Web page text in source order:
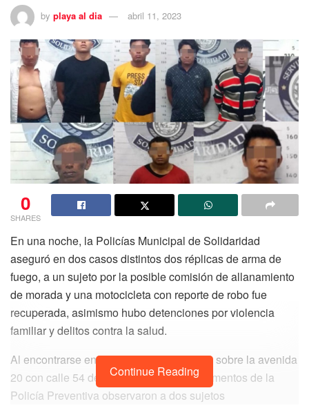
by playa al dia abril 11, 2023
0
SHARES
En una noche, la Policías Municipal de Solidaridad
aseguró en dos casos distintos dos réplicas de arma de
fuego, a un sujeto por la posible comisión de allanamiento
de morada y una motocicleta con reporte de robo fue
recuperada, asimismo hubo detenciones por violencia
familiar y delitos contra la salud.
Al encontrarse en recorridos de vigilancia sobre la avenida
20 con calle 54 de la colonia Colosio, elementos de la
Policía Preventiva observaron a dos sujetos
Continue Reading